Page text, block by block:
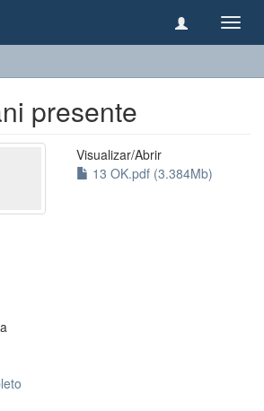
presente
Visualizar/Abrir
13 OK.pdf (3.384Mb)